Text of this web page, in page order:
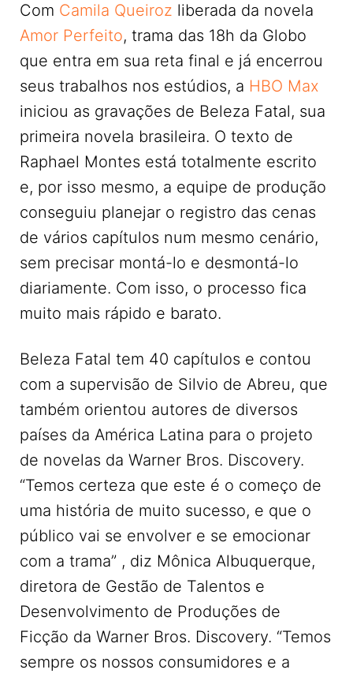
Com Camila Queiroz liberada da novela
Amor Perfeito, trama das 18h da Globo
que entra em sua reta final e já encerrou
seus trabalhos nos estúdios, a HBO Max
iniciou as gravações de Beleza Fatal, sua
primeira novela brasileira. O texto de
Raphael Montes está totalmente escrito
e, por isso mesmo, a equipe de produção
conseguiu planejar o registro das cenas
de vários capítulos num mesmo cenário,
sem precisar montá-lo e desmontá-lo
diariamente. Com isso, o processo fica
muito mais rápido e barato.
Beleza Fatal tem 40 capítulos e contou
com a supervisão de Silvio de Abreu, que
também orientou autores de diversos
países da América Latina para o projeto
de novelas da Warner Bros. Discovery.
“Temos certeza que este é o começo de
uma história de muito sucesso, e que o
público vai se envolver e se emocionar
com a trama” , diz Mônica Albuquerque,
diretora de Gestão de Talentos e
Desenvolvimento de Produções de
Ficção da Warner Bros. Discovery. “Temos
sempre os nossos consumidores e a